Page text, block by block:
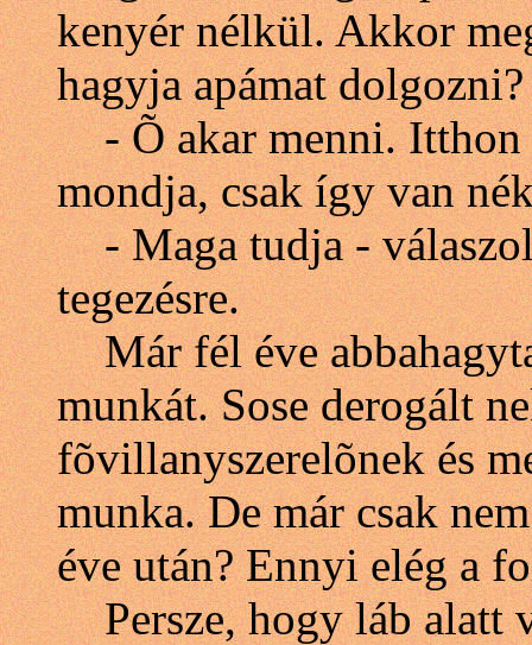
kenyér nélkül. Akkor
hagyja apámat dolgozni?
- Õ akar menni. Itthon
mondja, csak így van
- Maga tudja -
tegezésre.
Már fél éve
munkát. Sose derogált
fõvillanyszerelõnek és
munka. De már csak
éve után? Ennyi elég a
Persze, hogy láb alatt